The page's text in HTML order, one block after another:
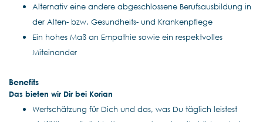
Alternativ eine andere abgeschlossene Berufsausbildung in
der Alten- bzw. Gesundheits- und Krankenpflege
Ein hohes Maß an Empathie sowie ein respektvolles
Miteinander
Benefits
Das bieten wir Dir bei Korian
Wertschätzung für Dich und das, was Du täglich leistest